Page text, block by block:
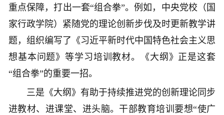
重点保障，打出一套“组合拳”。例如，中央党校（国
家行政学院）紧随党的理论创新步伐及时更新教学讲
题，组织编写了《习近平新时代中国特色社会主义思
想基本问题》等学习培训教材。《大纲》正是这套
“组合拳”的重要一招。
三是《大纲》有助于持续推进党的创新理论同步
进教材、进课堂、进头脑。干部教育培训要想“使广